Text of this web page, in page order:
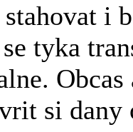
stahovat i
tyka
si